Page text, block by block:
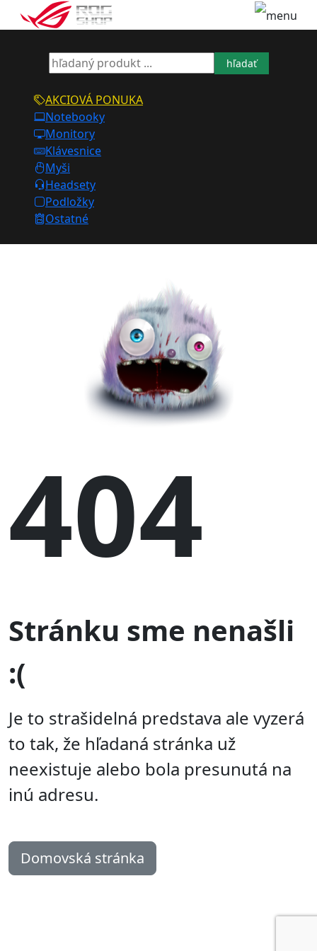
hľadať
AKCIOVÁ PONUKA
Notebooky
Monitory
Klávesnice
Myši
Headsety
Podložky
Ostatné
404
Stránku sme nenašli
:(
Je to strašidelná predstava ale vyzerá
to tak, že hľadaná stránka už
neexistuje alebo bola presunutá na
inú adresu.
Domovská stránka